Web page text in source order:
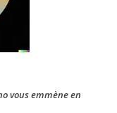
vous emmène en